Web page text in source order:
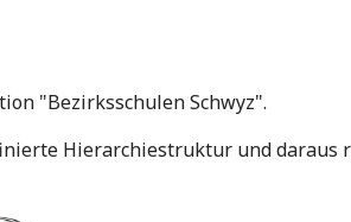
"Bezirksschulen Schwyz".
Hierarchiestruktur und